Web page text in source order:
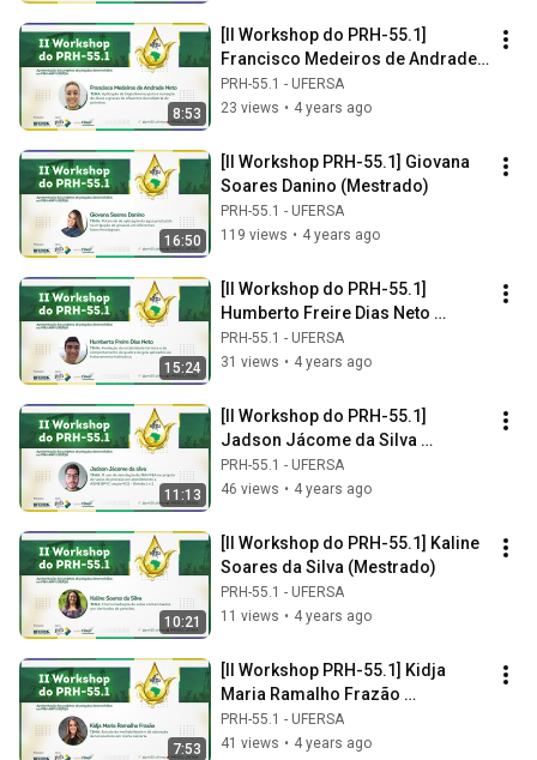
8:53
[II Workshop do PRH-55.1]
Francisco Medeiros de Andrade
Neto (Graduação)
PRH-55.1 - UFERSA
23 views • 4 years ago
16:50
[II Workshop PRH-55.1] Giovana
Soares Danino (Mestrado)
PRH-55.1 - UFERSA
119 views • 4 years ago
15:24
[II Workshop do PRH-55.1]
Humberto Freire Dias Neto
(Graduação)
PRH-55.1 - UFERSA
31 views • 4 years ago
11:13
[II Workshop do PRH-55.1]
Jadson Jácome da Silva
(Graduação)
PRH-55.1 - UFERSA
46 views • 4 years ago
10:21
[II Workshop do PRH-55.1] Kaline
Soares da Silva (Mestrado)
PRH-55.1 - UFERSA
11 views • 4 years ago
7:53
[II Workshop PRH-55.1] Kidja
Maria Ramalho Frazão
(Graduação)
PRH-55.1 - UFERSA
41 views • 4 years ago